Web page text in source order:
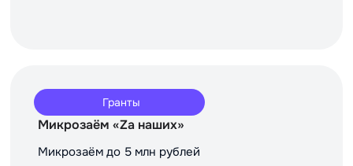
Гранты
Микрозаём «Za наших»
Микрозаём до 5 млн рублей